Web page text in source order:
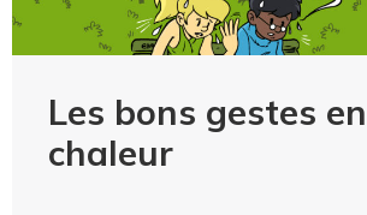
Les bons gestes
chaleur